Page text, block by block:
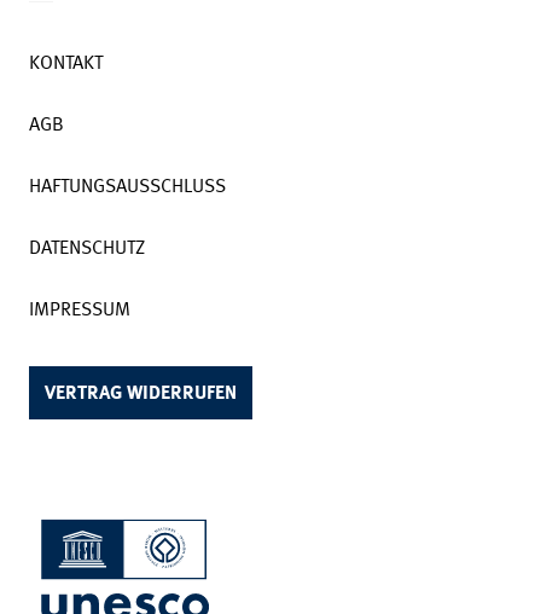
KONTAKT
AGB
HAFTUNGSAUSSCHLUSS
DATENSCHUTZ
IMPRESSUM
VERTRAG WIDERRUFEN